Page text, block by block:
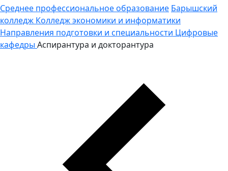
Среднее профессиональное образование Барышский
колледж Колледж экономики и информатики
Направления подготовки и специальности Цифровые
кафедры Аспирантура и докторантура